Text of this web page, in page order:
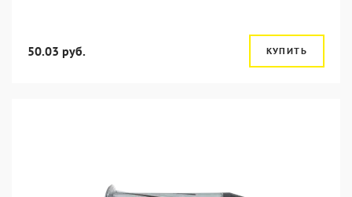
50.03 руб. КУПИТЬ